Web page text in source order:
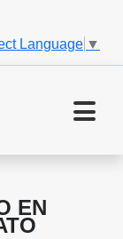
Language ▼
EN